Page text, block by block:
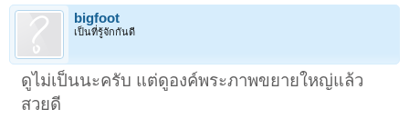
bigfoot
เป็นที่รู้จักกันดี
ดูไม่เป็นนะครับ แต่ดูองค์พระภาพขยายใหญ่แล้ว
สวยดี